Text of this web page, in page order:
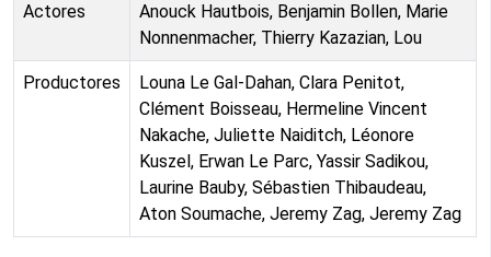
Actores
Anouck Hautbois, Benjamin Bollen, Marie
Nonnenmacher, Thierry Kazazian, Lou
Productores
Louna Le Gal-Dahan, Clara Penitot,
Clément Boisseau, Hermeline Vincent
Nakache, Juliette Naiditch, Léonore
Kuszel, Erwan Le Parc, Yassir Sadikou,
Laurine Bauby, Sébastien Thibaudeau,
Aton Soumache, Jeremy Zag, Jeremy Zag